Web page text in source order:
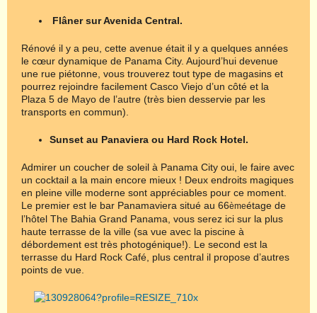
Flâner sur Avenida Central.
Rénové il y a peu, cette avenue était il y a quelques années
le cœur dynamique de Panama City. Aujourd’hui devenue
une rue piétonne, vous trouverez tout type de magasins et
pourrez rejoindre facilement Casco Viejo d’un côté et la
Plaza 5 de Mayo de l’autre (très bien desservie par les
transports en commun).
Sunset au Panaviera ou Hard Rock Hotel.
Admirer un coucher de soleil à Panama City oui, le faire avec
un cocktail a la main encore mieux ! Deux endroits magiques
en pleine ville moderne sont appréciables pour ce moment.
Le premier est le bar Panamaviera situé au 66èmeétage de
l’hôtel The Bahia Grand Panama, vous serez ici sur la plus
haute terrasse de la ville (sa vue avec la piscine à
débordement est très photogénique!). Le second est la
terrasse du Hard Rock Café, plus central il propose d’autres
points de vue.